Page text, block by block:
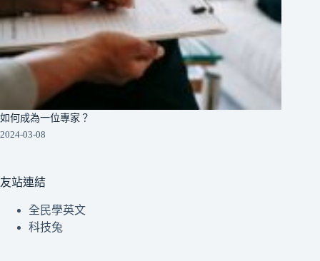
如何成為一位專家？
2024-03-08
友站連結
全民學英文
科技兔